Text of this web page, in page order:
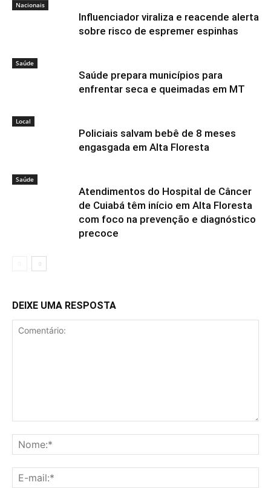
Nacionais
Influenciador viraliza e reacende alerta
sobre risco de espremer espinhas
Saúde
Saúde prepara municípios para
enfrentar seca e queimadas em MT
Local
Policiais salvam bebê de 8 meses
engasgada em Alta Floresta
Saúde
Atendimentos do Hospital de Câncer
de Cuiabá têm início em Alta Floresta
com foco na prevenção e diagnóstico
precoce
DEIXE UMA RESPOSTA